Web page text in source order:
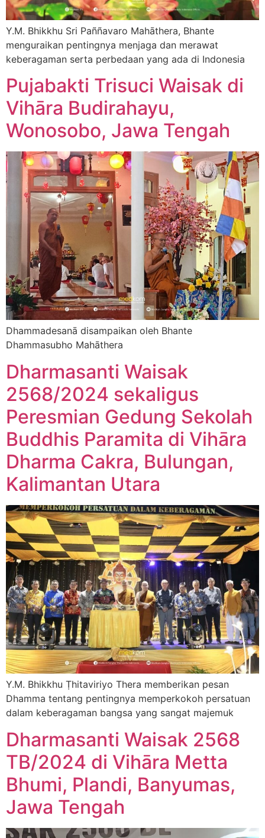
Y.M. Bhikkhu Sri Paññavaro Mahāthera, Bhante
menguraikan pentingnya menjaga dan merawat
keberagaman serta perbedaan yang ada di Indonesia
Pujabakti Trisuci Waisak di
Vihāra Budirahayu,
Wonosobo, Jawa Tengah
Dhammadesanā disampaikan oleh Bhante
Dhammasubho Mahāthera
Dharmasanti Waisak
2568/2024 sekaligus
Peresmian Gedung Sekolah
Buddhis Paramita di Vihāra
Dharma Cakra, Bulungan,
Kalimantan Utara
Y.M. Bhikkhu Ṭhitaviriyo Thera memberikan pesan
Dhamma tentang pentingnya memperkokoh persatuan
dalam keberagaman bangsa yang sangat majemuk
Dharmasanti Waisak 2568
TB/2024 di Vihāra Metta
Bhumi, Plandi, Banyumas,
Jawa Tengah